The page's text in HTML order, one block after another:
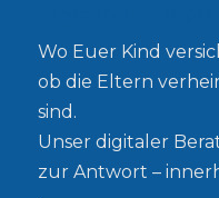
Wo Euer Kind
ob die Eltern
sind.
Unser digitaler
zur Antwort –